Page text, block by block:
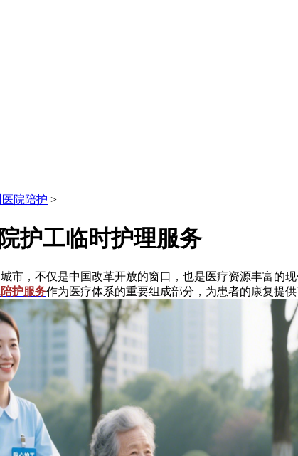
院陪护 >
护工临时护理服务
，不仅是中国改革开放的窗口，也是医疗资源丰富的
护服务作为医疗体系的重要组成部分，为患者的康复提供